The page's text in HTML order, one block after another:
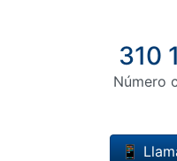
310
Número
📱